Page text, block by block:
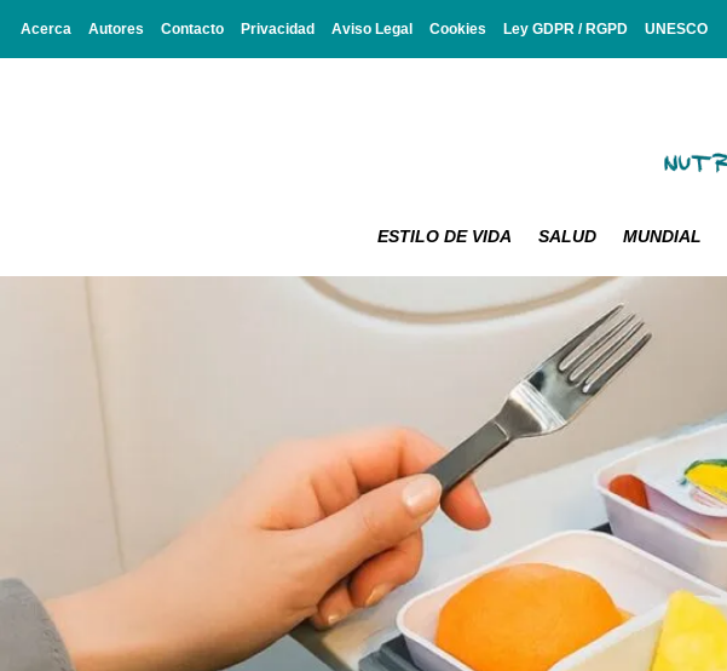
Acerca Autores Contacto Privacidad Aviso Legal Cookies Ley GDPR / RGPD UNESCO
ESTILO DE VIDA SALUD MUNDIAL